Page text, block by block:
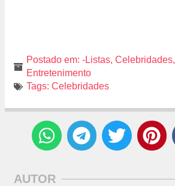
Postado em: -Listas, Celebridades,
Entretenimento
Tags: Celebridades
AUTOR